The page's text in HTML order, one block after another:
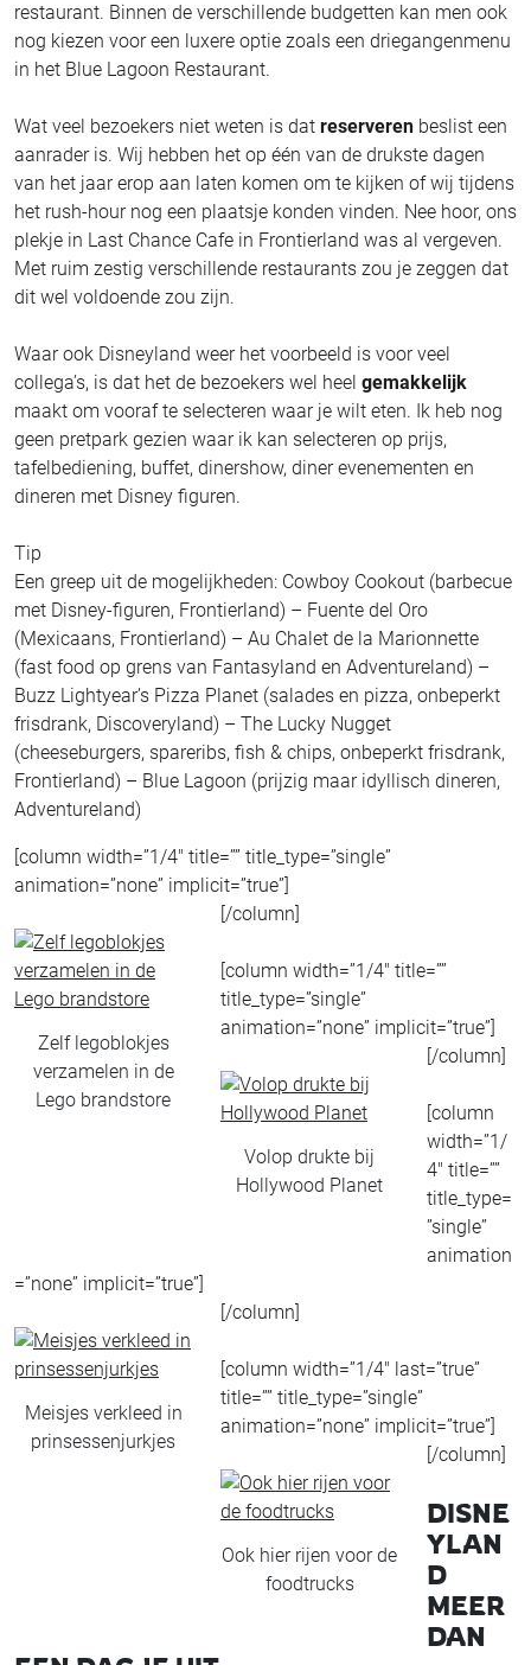
restaurant. Binnen de verschillende budgetten kan men ook
nog kiezen voor een luxere optie zoals een driegangenmenu
in het Blue Lagoon Restaurant.
Wat veel bezoekers niet weten is dat reserveren beslist een
aanrader is. Wij hebben het op één van de drukste dagen
van het jaar erop aan laten komen om te kijken of wij tijdens
het rush-hour nog een plaatsje konden vinden. Nee hoor, ons
plekje in Last Chance Cafe in Frontierland was al vergeven.
Met ruim zestig verschillende restaurants zou je zeggen dat
dit wel voldoende zou zijn.
Waar ook Disneyland weer het voorbeeld is voor veel
collega’s, is dat het de bezoekers wel heel gemakkelijk
maakt om vooraf te selecteren waar je wilt eten. Ik heb nog
geen pretpark gezien waar ik kan selecteren op prijs,
tafelbediening, buffet, dinershow, diner evenementen en
dineren met Disney figuren.
Tip
Een greep uit de mogelijkheden: Cowboy Cookout (barbecue
met Disney-figuren, Frontierland) – Fuente del Oro
(Mexicaans, Frontierland) – Au Chalet de la Marionnette
(fast food op grens van Fantasyland en Adventureland) –
Buzz Lightyear’s Pizza Planet (salades en pizza, onbeperkt
frisdrank, Discoveryland) – The Lucky Nugget
(cheeseburgers, spareribs, fish & chips, onbeperkt frisdrank,
Frontierland) – Blue Lagoon (prijzig maar idyllisch dineren,
Adventureland)
[column width=”1/4″ title=”” title_type=”single”
animation=”none” implicit=”true”]
Zelf legoblokjes
verzamelen in de
Lego brandstore
[/column]
[column width=”1/4″ title=””
title_type=”single”
animation=”none” implicit=”true”]
Volop drukte bij
Hollywood Planet
[/column]
[column
width=”1/
4″ title=””
title_type=
”single”
animation
=”none” implicit=”true”]
Meisjes verkleed in
prinsessenjurkjes
[/column]
[column width=”1/4″ last=”true”
title=”” title_type=”single”
animation=”none” implicit=”true”]
Ook hier rijen voor de
foodtrucks
[/column]
DISNE
YLAN
D
MEER
DAN